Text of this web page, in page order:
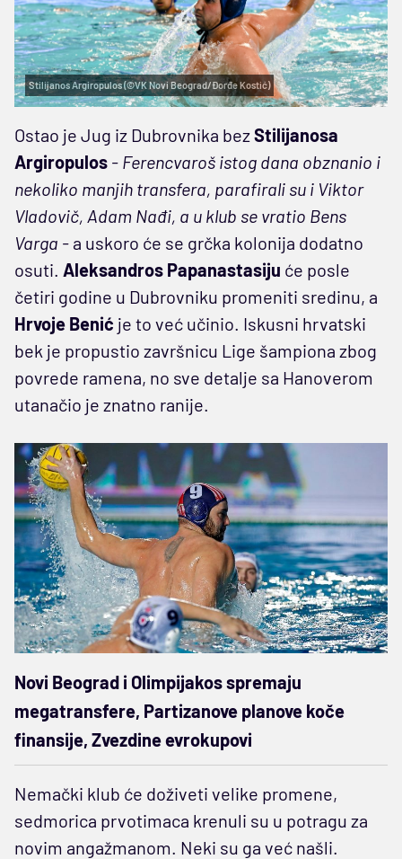
Stilijanos Argiropulos (©VK Novi Beograd/Đorđe Kostić)
Ostao je Jug iz Dubrovnika bezStilijanosa
Argiropulos - Ferencvaroš istog dana obznanio i
nekoliko manjih transfera, parafirali su i Viktor
Vladovič, Adam Nađi, a u klub se vratio Bens
Varga - a uskoro će se grčka kolonija dodatno
osuti. Aleksandros Papanastasiju će posle
četiri godine u Dubrovniku promeniti sredinu, a
Hrvoje Benić je to već učinio. Iskusni hrvatski
bek je propustio završnicu Lige šampiona zbog
povrede ramena, no sve detalje sa Hanoverom
utanačio je znatno ranije.
Novi Beograd i Olimpijakos spremaju
megatransfere, Partizanove planove koče
finansije, Zvezdine evrokupovi
Nemački klub će doživeti velike promene,
sedmorica prvotimaca krenuli su u potragu za
novim angažmanom. Neki su ga već našli.